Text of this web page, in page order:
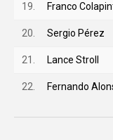
19. Franco
20. Sergio Pérez
21. Lance Stroll
22. Fernando